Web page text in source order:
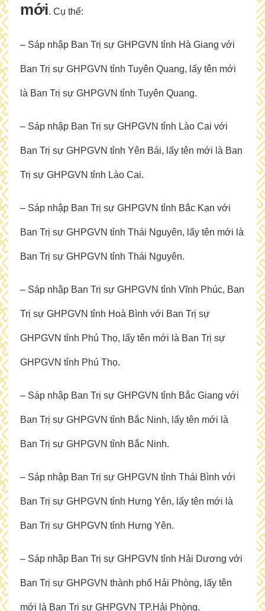
mới. Cụ thể:
– Sáp nhập Ban Trị sự GHPGVN tỉnh Hà Giang với
Ban Trị sự GHPGVN tỉnh Tuyên Quang, lấy tên mới
là Ban Trị sự GHPGVN tỉnh Tuyên Quang.
– Sáp nhập Ban Trị sự GHPGVN tỉnh Lào Cai với
Ban Trị sự GHPGVN tỉnh Yên Bái, lấy tên mới là Ban
Trị sự GHPGVN tỉnh Lào Cai.
– Sáp nhập Ban Trị sự GHPGVN tỉnh Bắc Kạn với
Ban Trị sự GHPGVN tỉnh Thái Nguyên, lấy tên mới là
Ban Trị sự GHPGVN tỉnh Thái Nguyên.
– Sáp nhập Ban Trị sự GHPGVN tỉnh Vĩnh Phúc, Ban
Trị sự GHPGVN tỉnh Hoà Bình với Ban Trị sự
GHPGVN tỉnh Phú Thọ, lấy tên mới là Ban Trị sự
GHPGVN tỉnh Phú Thọ.
– Sáp nhập Ban Trị sự GHPGVN tỉnh Bắc Giang với
Ban Trị sự GHPGVN tỉnh Bắc Ninh, lấy tên mới là
Ban Trị sự GHPGVN tỉnh Bắc Ninh.
– Sáp nhập Ban Trị sự GHPGVN tỉnh Thái Bình với
Ban Trị sự GHPGVN tỉnh Hưng Yên, lấy tên mới là
Ban Trị sự GHPGVN tỉnh Hưng Yên.
– Sáp nhập Ban Trị sự GHPGVN tỉnh Hải Dương với
Ban Trị sự GHPGVN thành phố Hải Phòng, lấy tên
mới là Ban Trị sự GHPGVN TP.Hải Phòng.